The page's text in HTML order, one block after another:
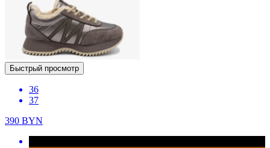
Быстрый просмотр
36
37
390 BYN